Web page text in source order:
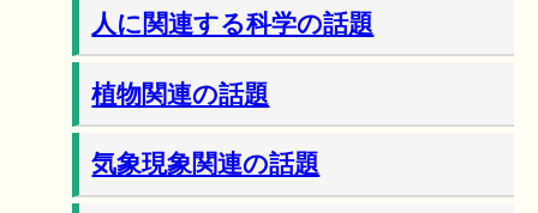
人に関連する科学の話題
植物関連の話題
気象現象関連の話題